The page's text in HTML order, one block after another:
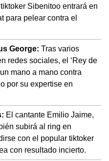
Sibenitoo entrará en
para pelear contra el
George: Tras varios
redes sociales, el ‘Rey de
mano a mano contra
por su expertise en
El cantante Emilio Jaime,
subirá al ring en
con el popular tiktoker
con resultado incierto.